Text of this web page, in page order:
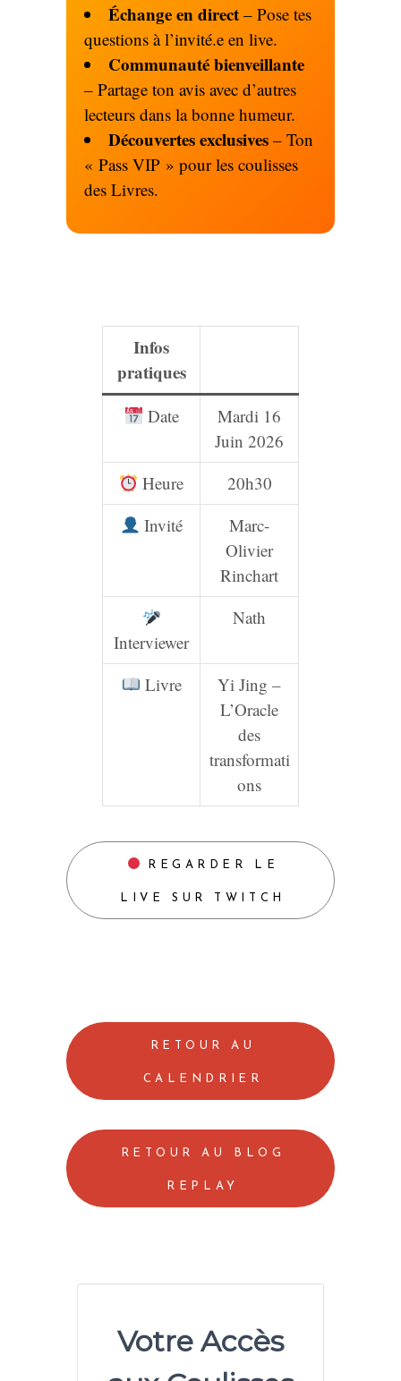
Échange en direct – Pose tes
questions à l’invité.e en live.
Communauté bienveillante
– Partage ton avis avec d’autres
lecteurs dans la bonne humeur.
Découvertes exclusives – Ton
« Pass VIP » pour les coulisses
des Livres.
Infos
pratiques
Date
Mardi 16
Juin 2026
Heure
20h30
Invité
Marc-
Olivier
Rinchart
Interviewer
Nath
Livre
Yi Jing –
L’Oracle
des
transformati
ons
REGARDER LE
LIVE SUR TWITCH
RETOUR AU
CALENDRIER
RETOUR AU BLOG
REPLAY
Votre Accès